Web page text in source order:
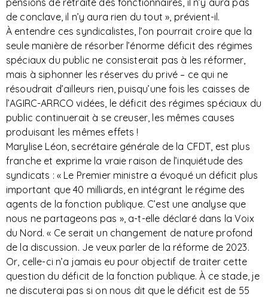
pensions de retraite des fonctionnaires, il n’y aura pas
de conclave, il n’y aura rien du tout », prévient-il.
À entendre ces syndicalistes, l’on pourrait croire que la
seule manière de résorber l’énorme déficit des régimes
spéciaux du public ne consisterait pas à les réformer,
mais à siphonner les réserves du privé – ce qui ne
résoudrait d’ailleurs rien, puisqu’une fois les caisses de
l’AGIRC-ARRCO vidées, le déficit des régimes spéciaux du
public continuerait à se creuser, les mêmes causes
produisant les mêmes effets !
Marylise Léon, secrétaire générale de la CFDT, est plus
franche et exprime la vraie raison de l’inquiétude des
syndicats : « Le Premier ministre a évoqué un déficit plus
important que 40 milliards, en intégrant le régime des
agents de la fonction publique. C’est une analyse que
nous ne partageons pas », a-t-elle déclaré dans la Voix
du Nord. « Ce serait un changement de nature profond
de la discussion. Je veux parler de la réforme de 2023.
Or, celle-ci n’a jamais eu pour objectif de traiter cette
question du déficit de la fonction publique. À ce stade, je
ne discuterai pas si on nous dit que le déficit est de 55